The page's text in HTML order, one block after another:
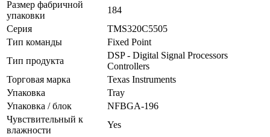
Размер фабричной
упаковки
184
Серия
TMS320C5505
Тип команды
Fixed Point
Тип продукта
DSP - Digital Signal Processors
Controllers
Торговая марка
Texas Instruments
Упаковка
Tray
Упаковка / блок
NFBGA-196
Чувствительный к
влажности
Yes